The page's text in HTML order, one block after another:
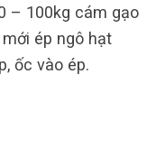
– 100kg cám gạo
ép ngô hạt
ốc vào ép.